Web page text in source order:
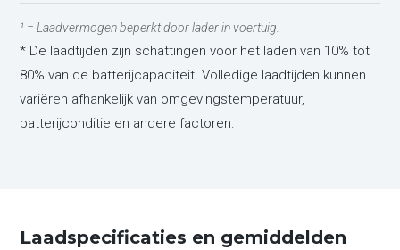
¹ = Laadvermogen beperkt door lader in voertuig.
* De laadtijden zijn schattingen voor het laden van 10% tot
80% van de batterijcapaciteit. Volledige laadtijden kunnen
variëren afhankelijk van omgevingstemperatuur,
batterijconditie en andere factoren.
Laadspecificaties en gemiddelden